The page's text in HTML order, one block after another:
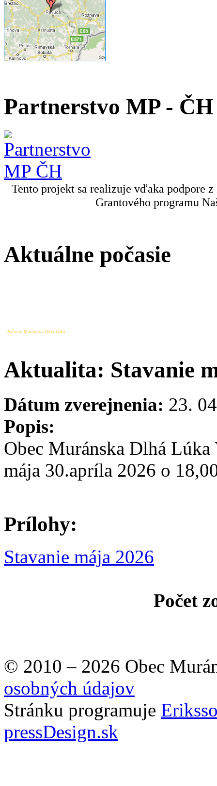
Partnerstvo MP - ČH
Tento projekt sa realizuje vďaka podpore
Grantového programu
Aktuálne počasie
Počasie Muránska Dlhá Lúka
Aktualita: Stavanie
Dátum zverejnenia: 23.
Popis:
Obec Muránska Dlhá Lúka
mája 30.apríla 2026 o
Prílohy:
Stavanie mája 2026
Počet
© 2010 – 2026 Obec
osobných údajov
Stránku programuje
pressDesign.sk